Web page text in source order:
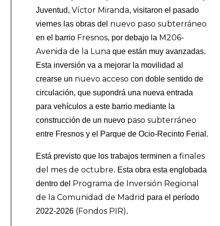
Juventud,Víctor Miranda, visitaron el pasado
viernes las obras del nuevo paso subterráneo
en el barrio Fresnos, por debajo la M206-
Avenida de la Luna que están muy avanzadas.
Esta inversión va a mejorar la movilidad al
crearse un nuevo acceso con doble sentido de
circulación, que supondrá una nueva entrada
para vehículos a este barrio mediante la
construcción de un nuevo paso subterráneo
entre Fresnos y el Parque de Ocio-Recinto Ferial.
Está previsto que los trabajos terminen a finales
del mes de octubre. Esta obra esta englobada
dentro del Programa de Inversión Regional
de la Comunidad de Madrid para el período
2022-2026 (Fondos PIR).